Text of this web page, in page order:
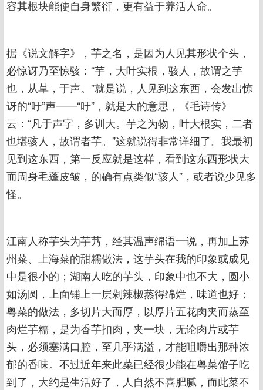
容其根块能使自身繁衍，更有益于养活人命。
据《说文解字》，芋之名，是因为人见其形状个头，
必惊讶乃至惊骇：“芋，大叶实根，骇人，故谓之芋
也，从草，于声。”就是说，人见到这东西，会发出惊
讶的“吁”声——“吁”，就是大的意思，《毛诗传》
云：“凡于声字，多训大。芋之为物，叶大根实，二者
也堪骇人，故谓者芋。”这就说得非常详细了。我最初
见到这东西，第一反应就是这样，看到这东西形状大
而周身毛蓬皮皱，的确有点类似“骇人”，或者说少见多
怪。
江南人称芋头为芋艿，经其温声绵语一说，再加上苏
州菜、上海菜的甜糯做法，这芋头在我的印象或成见
中是很小的；湖南人吃的芋头，印象中也不大，圆小
如汤圆，上面铺上一层剁辣椒蒸得绵烂，味道也好；
粤菜的做法，多切片大而厚，以厚片五花肉夹而蒸至
肉烂芋糯，是为香芋扣肉，夹一块，无论肉片或芋
头，必须塞满口腔，至几乎满溢，才能咀嚼出那种浓
郁的香味。不过近年来此菜已经很少能在粤菜馆子吃
到了，大约是生活好了，人自然不喜肥腻，而此菜不